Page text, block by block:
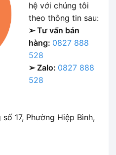
hệ với chúng tôi
theo thông tin sau:
➢ Tư vấn bán
hàng: 0827 888
528
➢ Zalo: 0827 888
528
17, Phường Hiệp Bình,